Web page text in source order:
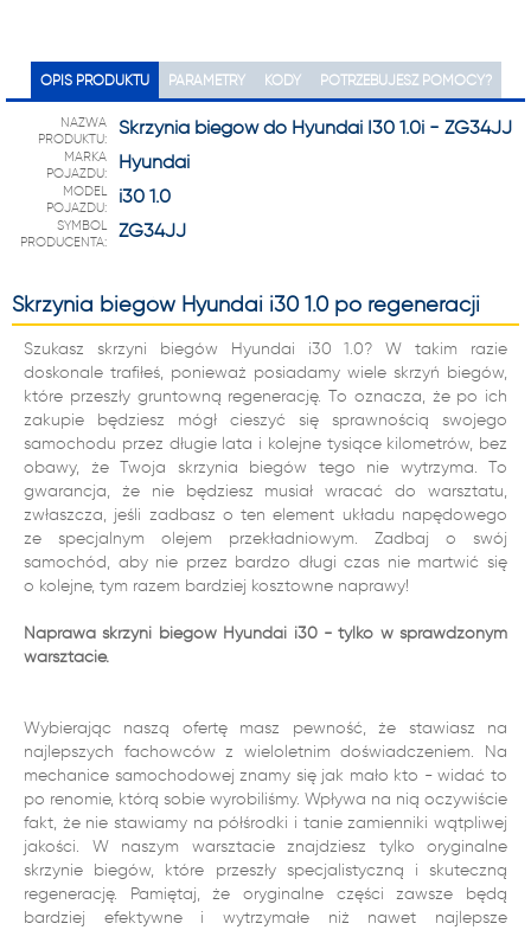
OPIS PRODUKTU PARAMETRY KODY POTRZEBUJESZ POMOCY?
NAZWA
PRODUKTU:
Skrzynia biegów do Hyundai I30 1.0i - ZG34JJ
MARKA
POJAZDU:
Hyundai
MODEL
POJAZDU:
i30 1.0
SYMBOL
PRODUCENTA:
ZG34JJ
Skrzynia biegów Hyundai i30 1.0 po regeneracji
Szukasz skrzyni biegów Hyundai i30 1.0? W takim razie
doskonale trafiłeś, ponieważ posiadamy wiele skrzyń biegów,
które przeszły gruntowną regenerację. To oznacza, że po ich
zakupie będziesz mógł cieszyć się sprawnością swojego
samochodu przez długie lata i kolejne tysiące kilometrów, bez
obawy, że Twoja skrzynia biegów tego nie wytrzyma. To
gwarancja, że nie będziesz musiał wracać do warsztatu,
zwłaszcza, jeśli zadbasz o ten element układu napędowego
ze specjalnym olejem przekładniowym. Zadbaj o swój
samochód, aby nie przez bardzo długi czas nie martwić się
o kolejne, tym razem bardziej kosztowne naprawy!
Naprawa skrzyni biegów Hyundai i30 - tylko w sprawdzonym
warsztacie.
Wybierając naszą ofertę masz pewność, że stawiasz na
najlepszych fachowców z wieloletnim doświadczeniem. Na
mechanice samochodowej znamy się jak mało kto - widać to
po renomie, którą sobie wyrobiliśmy. Wpływa na nią oczywiście
fakt, że nie stawiamy na półśrodki i tanie zamienniki wątpliwej
jakości. W naszym warsztacie znajdziesz tylko oryginalne
skrzynie biegów, które przeszły specjalistyczną i skuteczną
regenerację. Pamiętaj, że oryginalne części zawsze będą
bardziej efektywne i wytrzymałe niż nawet najlepsze